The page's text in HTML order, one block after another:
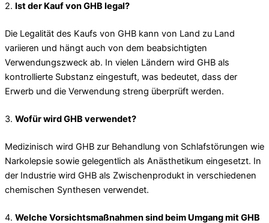
2. Ist der Kauf von GHB legal?
Die Legalität des Kaufs von GHB kann von Land zu Land
variieren und hängt auch von dem beabsichtigten
Verwendungszweck ab. In vielen Ländern wird GHB als
kontrollierte Substanz eingestuft, was bedeutet, dass der
Erwerb und die Verwendung streng überprüft werden.
3. Wofür wird GHB verwendet?
Medizinisch wird GHB zur Behandlung von Schlafstörungen wie
Narkolepsie sowie gelegentlich als Anästhetikum eingesetzt. In
der Industrie wird GHB als Zwischenprodukt in verschiedenen
chemischen Synthesen verwendet.
4. Welche Vorsichtsmaßnahmen sind beim Umgang mit GHB